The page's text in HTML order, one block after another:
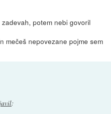
potem nebi govoril
mečeš nepovezane pojme sem
: